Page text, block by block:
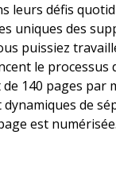
leurs défis
uniques des
puissiez
le
140 pages par
de
est numérisée.​